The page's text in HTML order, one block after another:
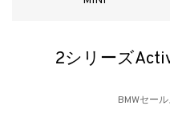
2シリーズ
BMWセー